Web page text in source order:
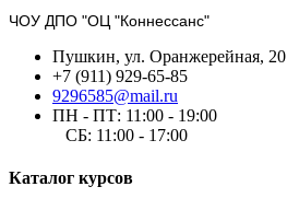
ЧОУ ДПО "ОЦ "Коннессанс"
Пушкин, ул. Оранжерейная, 20
+7 (911) 929-65-85
9296585@mail.ru
ПН - ПТ: 11:00 - 19:00
СБ: 11:00 - 17:00
Каталог курсов